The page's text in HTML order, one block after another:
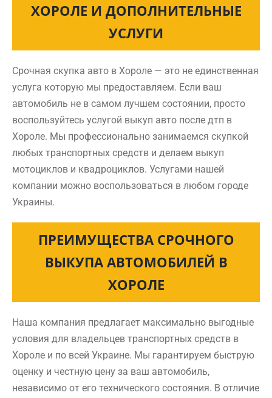
ХОРОЛЕ И ДОПОЛНИТЕЛЬНЫЕ
УСЛУГИ
Срочная скупка авто в Хороле — это не единственная
услуга которую мы предоставляем. Если ваш
автомобиль не в самом лучшем состоянии, просто
воспользуйтесь услугой выкуп авто после дтп в
Хороле. Мы профессионально занимаемся скупкой
любых транспортных средств и делаем выкуп
мотоциклов и квадроциклов. Услугами нашей
компании можно воспользоваться в любом городе
Украины.
ПРЕИМУЩЕСТВА СРОЧНОГО
ВЫКУПА АВТОМОБИЛЕЙ В
ХОРОЛЕ
Наша компания предлагает максимально выгодные
условия для владельцев транспортных средств в
Хороле и по всей Украине. Мы гарантируем быструю
оценку и честную цену за ваш автомобиль,
независимо от его технического состояния. В отличие